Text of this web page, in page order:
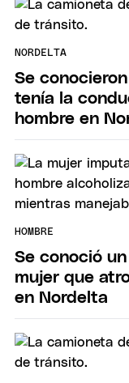
NORDELTA
Se
tenía la
hombre en
HOMBRE
Se conoció
mujer que
en Nordelta